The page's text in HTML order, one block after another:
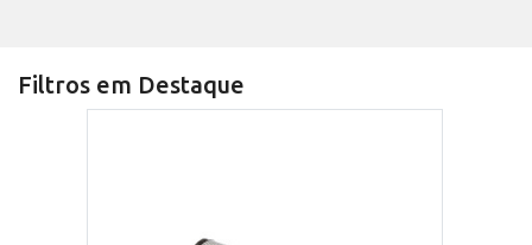
Filtros em Destaque